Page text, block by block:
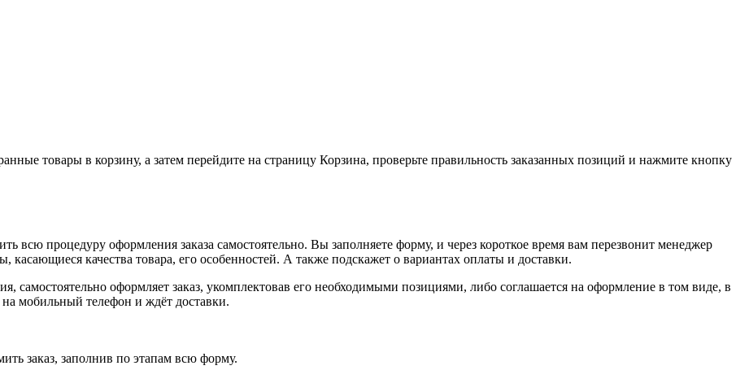
товары в корзину, а затем перейдите на страницу Корзина, проверьте правильность заказанных позиций и нажмите кнопку
всю процедуру оформления заказа самостоятельно. Вы заполняете форму, и через короткое время вам перезвонит менеджер
касающиеся качества товара, его особенностей. А также подскажет о вариантах оплаты и доставки.
самостоятельно оформляет заказ, укомплектовав его необходимыми позициями, либо соглашается на оформление в том виде, в
мобильный телефон и ждёт доставки.
заказ, заполнив по этапам всю форму.